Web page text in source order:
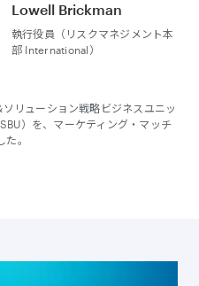
Lowell Brickman
執行役員（リスクマネジメント本
部 International）
リューション戦略ビジネスユニッ
）を、マーケティング・マッチ
。